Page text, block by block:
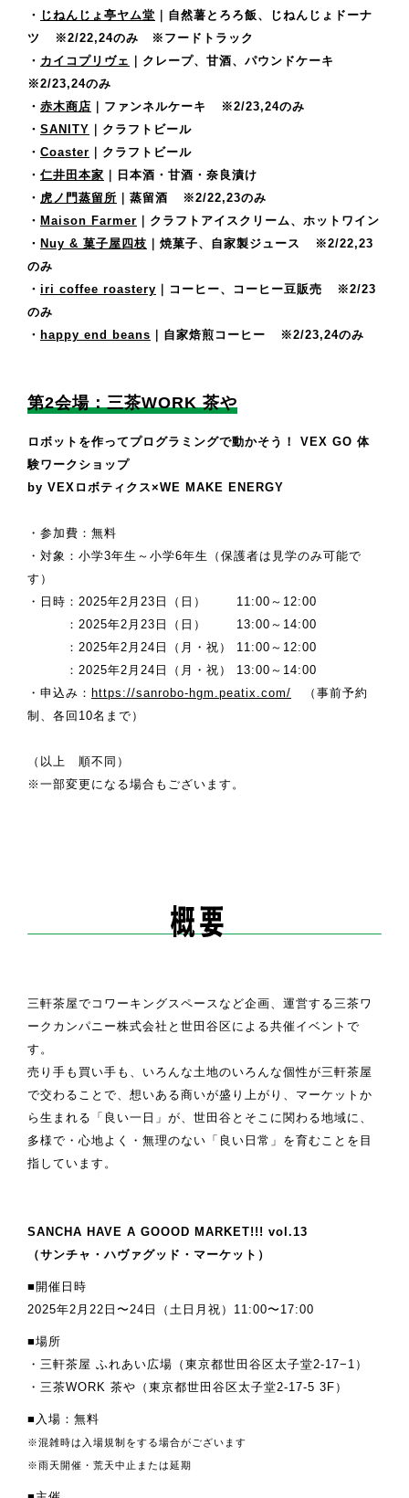
・ じねんじょ亭ヤム堂 ｜自然薯とろろ飯、じねんじょドーナ
ツ
※2/22,24のみ ※フードトラック
・ カイコプリヴェ ｜クレープ、甘酒、パウンドケーキ
※2/23,24のみ
・ 赤木商店 ｜ファンネルケーキ
※2/23,24のみ
・ SANITY ｜クラフトビール
・ Coaster ｜クラフトビール
・ 仁井田本家 ｜日本酒・甘酒・奈良漬け
・ 虎ノ門蒸留所 ｜蒸留酒
※2/22,23のみ
・ Maison Farmer ｜クラフトアイスクリーム、ホットワイン
・ Nuy & 菓子屋四枝 ｜焼菓子、自家製ジュース
※2/22,23
のみ
・ iri coffee roastery ｜コーヒー、コーヒー豆販売
※2/23
のみ
・ happy end beans ｜自家焙煎コーヒー ※2/23,24のみ
第2会場：三茶WORK 茶や
ロボットを作ってプログラミングで動かそう！ VEX GO 体
験ワークショップ
by VEXロボティクス×WE MAKE ENERGY
・参加費：無料
・対象：小学3年生～小学6年生（保護者は見学のみ可能で
す）
・日時：2025年2月23日（日） 11:00～12:00
：2025年2月23日（日） 13:00～14:00
：2025年2月24日（月・祝） 11:00～12:00
：2025年2月24日（月・祝） 13:00～14:00
・申込み： https://sanrobo-hgm.peatix.com/ （事前予約
制、各回10名まで）
（以上 順不同）
※一部変更になる場合もございます。
三軒茶屋でコワーキングスペースなど企画、運営する三茶ワ
ークカンパニー株式会社と世田谷区による共催イベントで
す。
売り手も買い手も、いろんな土地のいろんな個性が三軒茶屋
で交わることで、想いある商いが盛り上がり、マーケットか
ら生まれる「良い一日」が、世田谷とそこに関わる地域に、
多様で・心地よく・無理のない「良い日常」を育むことを目
指しています。
SANCHA HAVE A GOOOD MARKET!!! vol.13
（サンチャ・ハヴァグッド・マーケット）
■開催日時
2025年2月22日〜24日（土日月祝）11:00〜17:00
■場所
・三軒茶屋 ふれあい広場（東京都世田谷区太子堂2-17−1）
・三茶WORK 茶や（東京都世田谷区太子堂2-17-5 3F）
■入場：無料
※混雑時は入場規制をする場合がございます
※雨天開催・荒天中止または延期